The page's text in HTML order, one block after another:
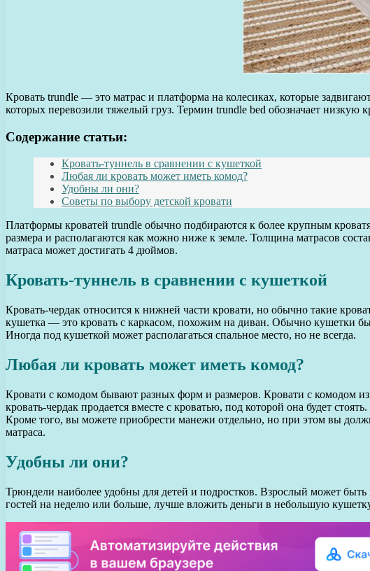
Кровать trundle — это матрас и платформа на колесиках, которые
которых перевозили тяжелый груз. Термин trundle bed обозначает низкую
Содержание статьи:
Кровать-туннель в сравнении с кушеткой
Любая ли кровать может иметь комод?
Удобны ли они?
Советы по выбору детской кровати
Платформы кроватей trundle обычно подбираются к более крупным
размера и располагаются как можно ниже к земле. Толщина матрасов
матраса может достигать 4 дюймов.
Кровать-туннель в сравнении с кушеткой
Кровать-чердак относится к нижней части кровати, но обычно такие
кушетка — это кровать с каркасом, похожим на диван. Обычно кушетки
Иногда под кушеткой может располагаться спальное место, но не всегда.
Любая ли кровать может иметь комод?
Кровати с комодом бывают разных форм и размеров. Кровати с комодом
кровать-чердак продается вместе с кроватью, под которой она будет
Кроме того, вы можете приобрести манежи отдельно, но при этом вы
матраса.
Удобны ли они?
Трюндели наиболее удобны для детей и подростков. Взрослый может
гостей на неделю или больше, лучше вложить деньги в небольшую